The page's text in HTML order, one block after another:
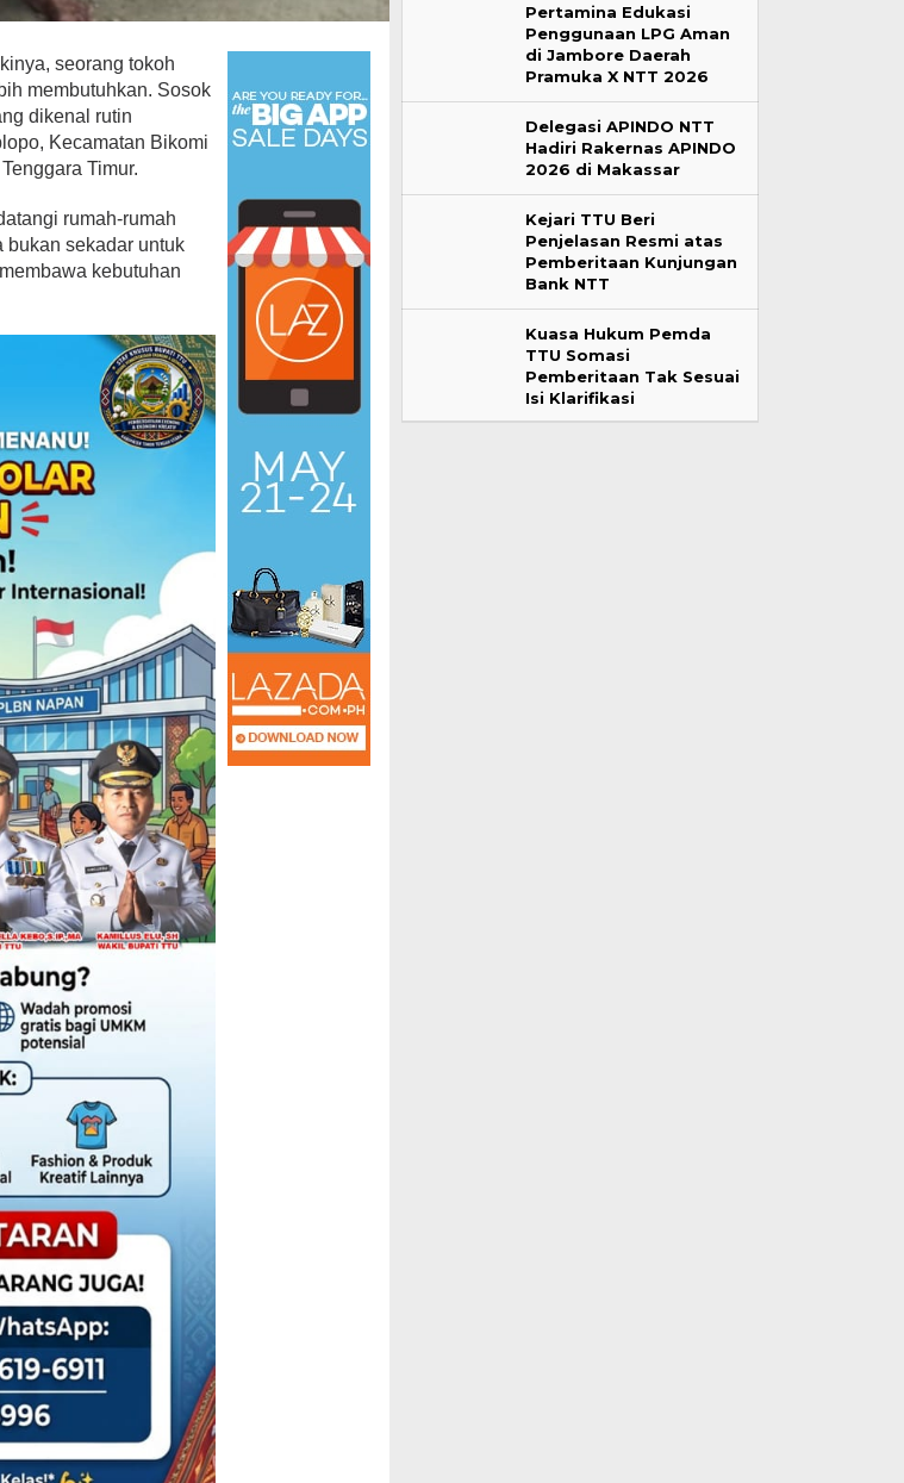
seorang tokoh
membutuhkan. Sosok
dikenal rutin
Kecamatan Bikomi
Timur.
rumah-rumah
bukan sekadar untuk
kebutuhan
Pertamina Edukasi
Penggunaan LPG Aman
di Jambore Daerah
Pramuka X NTT 2026
Delegasi APINDO NTT
Hadiri Rakernas APINDO
2026 di Makassar
Kejari TTU Beri
Penjelasan Resmi atas
Pemberitaan Kunjungan
Bank NTT
Kuasa Hukum Pemda
TTU Somasi
Pemberitaan Tak Sesuai
Isi Klarifikasi